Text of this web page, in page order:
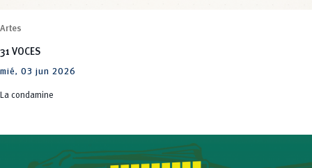
Artes
31 VOCES
mié, 03 jun 2026
La condamine